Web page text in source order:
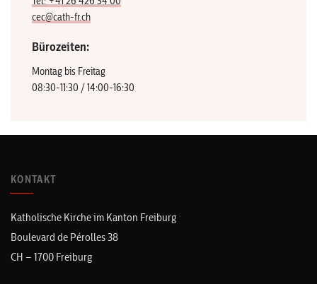
cec@cath-fr.ch
Bürozeiten:
Montag bis Freitag
08:30-11:30 / 14:00-16:30
KONTAKT
Katholische Kirche im Kanton Freiburg
Boulevard de Pérolles 38
CH – 1700 Freiburg